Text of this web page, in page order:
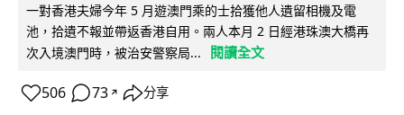
一對香港夫婦今年 5 月遊澳門乘的士拾獲他人遺留相機及電
池，拾遺不報並帶返香港自用。兩人本月 2 日經港珠澳大橋再
次入境澳門時，被治安警察局...
閱讀全文
506 73 ↗ 分享